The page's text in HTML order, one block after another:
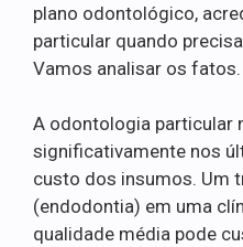
plano odontológico,
particular quando
Vamos analisar os fatos.
A odontologia particular
significativamente nos
custo dos insumos. Um
(endodontia) em uma
qualidade média pode